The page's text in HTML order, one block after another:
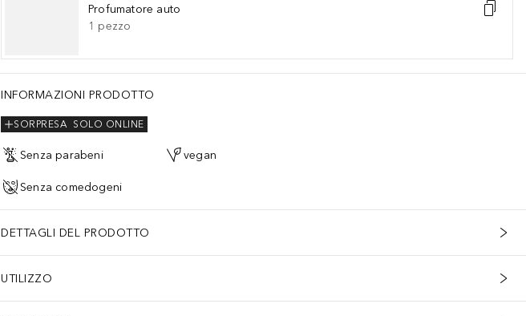
Profumatore auto
1 pezzo
INFORMAZIONI PRODOTTO
SOLO ONLINE
SORPRESA
Senza parabeni vegan
Senza comedogeni
DETTAGLI DEL PRODOTTO
UTILIZZO